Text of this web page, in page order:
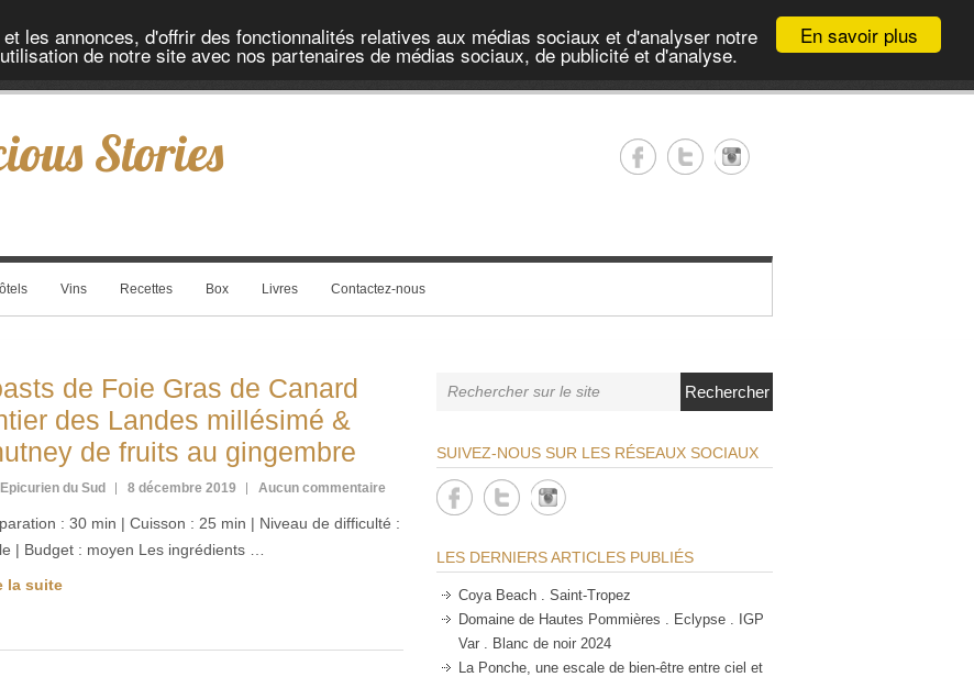
En savoir plus
les annonces, d'offrir des fonctionnalités relatives aux médias sociaux et d'analyser notre
de notre site avec nos partenaires de médias sociaux, de publicité et d'analyse.
Stories
Vins Recettes Box Livres Contactez-nous
de Foie Gras de Canard
des Landes millésimé &
de fruits au gingembre
du Sud 8 décembre 2019 Aucun commentaire
: 30 min | Cuisson : 25 min | Niveau de difficulté :
| Budget : moyen Les ingrédients …
la suite
Rechercher
SUIVEZ-NOUS SUR LES RÉSEAUX SOCIAUX
LES DERNIERS ARTICLES PUBLIÉS
Coya Beach . Saint-Tropez
Domaine de Hautes Pommières . Eclypse . IGP
Var . Blanc de noir 2024
La Ponche, une escale de bien-être entre ciel et